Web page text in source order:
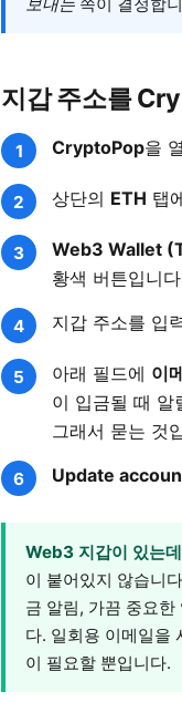
지갑 주소를
CryptoPop을
상단의 ETH 탭
Web3 Wallet
황색 버튼입니
지갑 주소를 입
아래 필드에 이
이 입금될 때
그래서 묻는 것
Update
Web3 지갑이 있는
이 붙어있지 않습니
금 알림, 가끔 중요
다. 일회용 이메일을
이 필요할 뿐입니다.